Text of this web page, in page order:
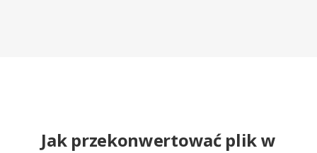
Jak przekonwertować plik w